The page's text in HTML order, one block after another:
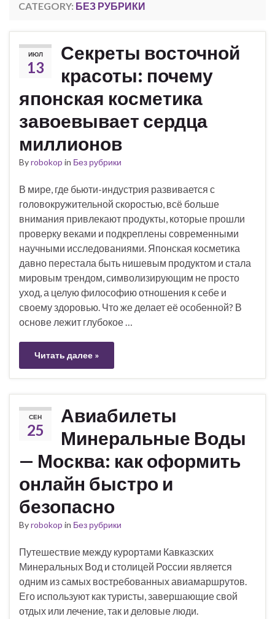
CATEGORY: БЕЗ РУБРИКИ
ИЮЛ
13
Секреты восточной
красоты: почему
японская косметика
завоевывает сердца
миллионов
Byrobokop in Без рубрики
В мире, где бьюти-индустрия развивается с
головокружительной скоростью, всё больше
внимания привлекают продукты, которые прошли
проверку веками и подкреплены современными
научными исследованиями. Японская косметика
давно перестала быть нишевым продуктом и стала
мировым трендом, символизирующим не просто
уход, а целую философию отношения к себе и
своему здоровью. Что же делает её особенной? В
основе лежит глубокое …
Читать далее »
СЕН
25
Авиабилеты
Минеральные Воды
— Москва: как оформить
онлайн быстро и
безопасно
Byrobokop in Без рубрики
Путешествие между курортами Кавказских
Минеральных Вод и столицей России является
одним из самых востребованных авиамаршрутов.
Его используют как туристы, завершающие свой
отдых или лечение, так и деловые люди.